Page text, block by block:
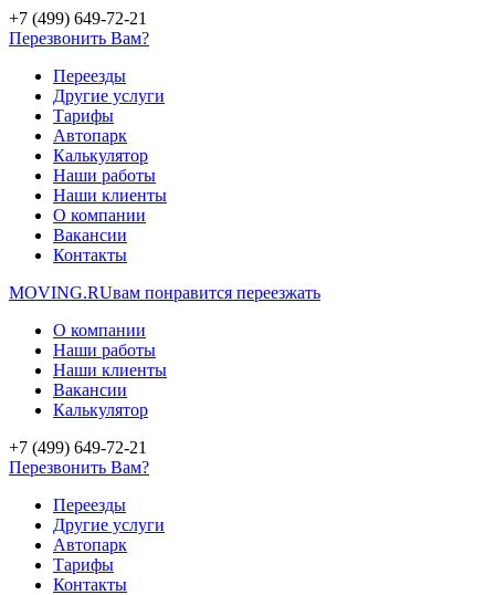
+7 (499) 649-72-21
Перезвонить Вам?
Переезды
Другие услуги
Тарифы
Автопарк
Калькулятор
Наши работы
Наши клиенты
О компании
Вакансии
Контакты
MOVING.RUвам понравится переезжать
О компании
Наши работы
Наши клиенты
Вакансии
Калькулятор
+7 (499) 649-72-21
Перезвонить Вам?
Переезды
Другие услуги
Автопарк
Тарифы
Контакты